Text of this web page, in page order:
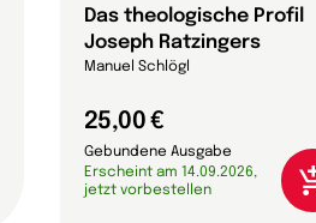
Das theologische Profil
Joseph Ratzingers
Manuel Schlögl
25,00 €
Gebundene Ausgabe
Erscheint am 14.09.2026,
jetzt vorbestellen